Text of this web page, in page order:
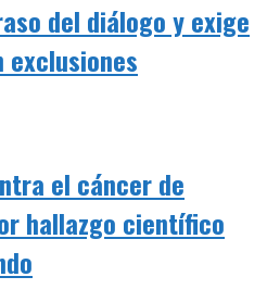
del diálogo y exige
exclusiones
el cáncer de
hallazgo científico